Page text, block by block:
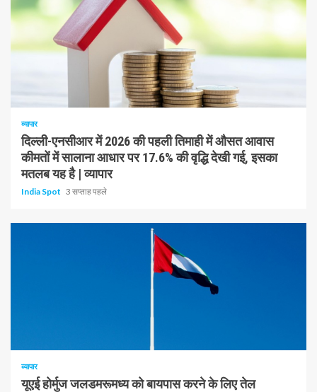
व्यापार
दिल्ली-एनसीआर में 2026 की पहली तिमाही में औसत आवास
कीमतों में सालाना आधार पर 17.6% की वृद्धि देखी गई, इसका
मतलब यह है | व्यापार
India Spot 3 सप्ताह पहले
व्यापार
यूएई होर्मुज जलडमरूमध्य को बायपास करने के लिए तेल